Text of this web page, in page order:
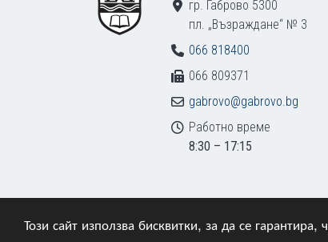
Този сайт използва бисквитки, за да се
гр. Габрово 5300
пл. „Възраждане“ № 3
066 818400
066 809371
gabrovo@gabrovo.bg
Работно време
8:30 – 17:15
© 2009–2026 Община Габрово. Всички